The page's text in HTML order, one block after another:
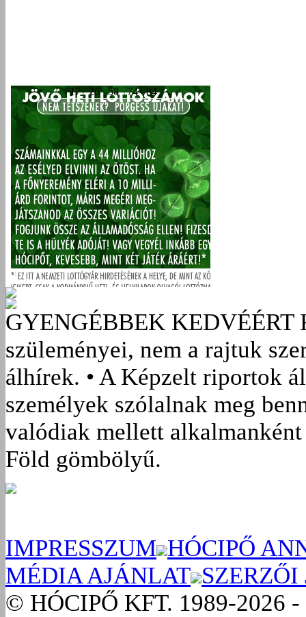
GYENGÉBBEK KEDVÉÉRT
szüleményei, nem a rajtuk
álhírek. • A Képzelt riportok
személyek szólalnak meg
valódiak mellett
Föld gömbölyű.
IMPRESSZUM HÓCIPŐ
MÉDIA AJÁNLAT SZERZŐI
© HÓCIPŐ KFT. 1989-2026